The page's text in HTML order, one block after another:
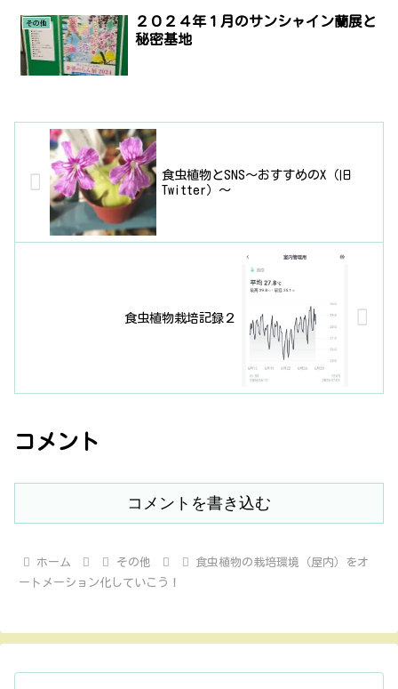
その他
２０２４年１月のサンシャイン蘭展と
秘密基地
食虫植物とSNS〜おすすめのX（旧
Twitter）〜
食虫植物栽培記録２
コメント
コメントを書き込む
ホーム その他
食虫植物の栽培環境（屋内）をオ
ートメーション化していこう！